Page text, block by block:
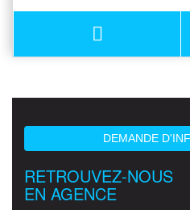
DEMANDE
RETROUVEZ-NOUS
EN AGENCE